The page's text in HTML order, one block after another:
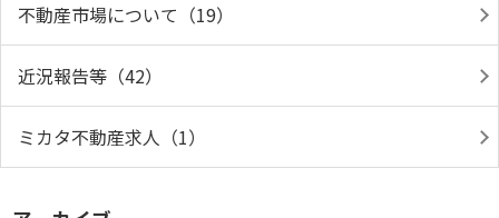
不動産市場について（19）
近況報告等（42）
ミカタ不動産求人（1）